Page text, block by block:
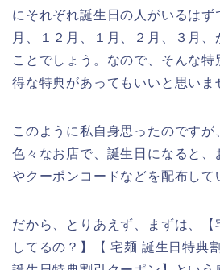
にそれぞれ誕生日の人がいるはず
月、１２月、１月、２月、３月、
ことでしょう。なので、そんな特
得な特典があってもいいと思いま
このように私自身思ったのです
色々なお店で、誕生日になると、
やクーポンコードなどを配布して
だから、とりあえず、まずは、
してるの？】【 宅麺 誕生日特典